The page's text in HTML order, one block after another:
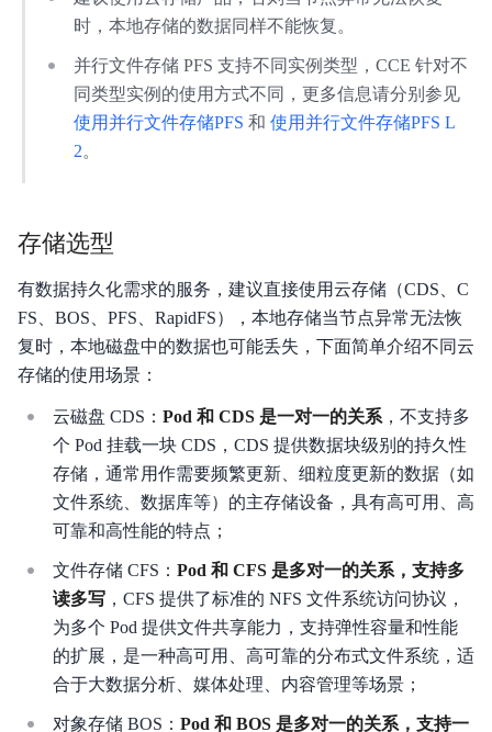
时，本地存储的数据同样不能恢复。
并行文件存储 PFS 支持不同实例类型，CCE 针对不
同类型实例的使用方式不同，更多信息请分别参见
使用并行文件存储PFS 和 使用并行文件存储PFS L
2。
存储选型
有数据持久化需求的服务，建议直接使用云存储（CDS、C
FS、BOS、PFS、RapidFS），本地存储当节点异常无法恢
复时，本地磁盘中的数据也可能丢失，下面简单介绍不同云
存储的使用场景：
云磁盘 CDS： Pod 和 CDS 是一对一的关系 ，不支持多
个 Pod 挂载一块 CDS，CDS 提供数据块级别的持久性
存储，通常用作需要频繁更新、细粒度更新的数据（如
文件系统、数据库等）的主存储设备，具有高可用、高
可靠和高性能的特点；
文件存储 CFS： Pod 和 CFS 是多对一的关系，支持多
读多写 ，CFS 提供了标准的 NFS 文件系统访问协议，
为多个 Pod 提供文件共享能力，支持弹性容量和性能
的扩展，是一种高可用、高可靠的分布式文件系统，适
合于大数据分析、媒体处理、内容管理等场景；
对象存储 BOS： Pod 和 BOS 是多对一的关系，支持一